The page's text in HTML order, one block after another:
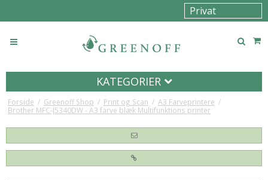
KATEGORIER
Forside / Greenoff Shop / Print og Scan / A3 Farveprintere /
Brother MFC-J5340DW - A3 farve blæk Multifunktions printer